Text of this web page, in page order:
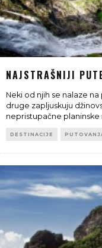
NAJSTRAŠNIJI
Neki od njih se nalaze
druge zapljuskuju
nepristupačne planinske
DESTINACIJE